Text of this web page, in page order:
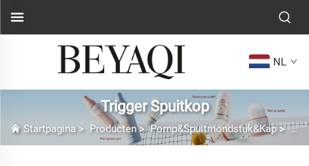
NL
Trigger Spuitkop
Startpagina> Producten>Pomp&Spuitmondstuk&Kap>